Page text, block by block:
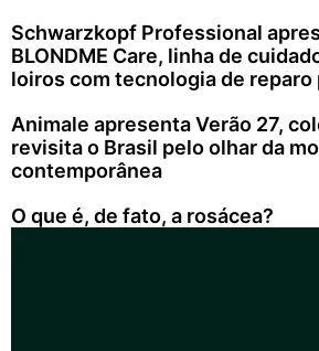
Schwarzkopf Professional
BLONDME Care, linha de
loiros com tecnologia de reparo
Animale apresenta Verão 27,
revisita o Brasil pelo olhar da
contemporânea
O que é, de fato, a rosácea?